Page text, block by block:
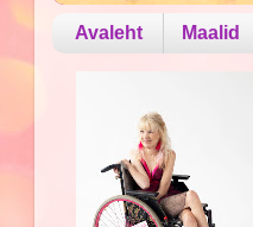
Avaleht Maalid